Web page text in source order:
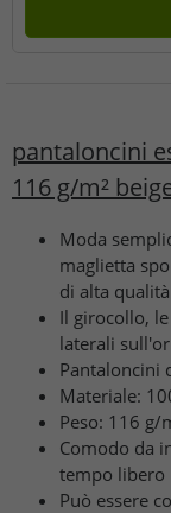
pantaloncini
116 g/m²
Moda
maglietta
di alta
Il girocollo,
laterali
Pantaloncini
Materiale:
Peso: 116 g/
Comodo da
tempo libero
Può essere